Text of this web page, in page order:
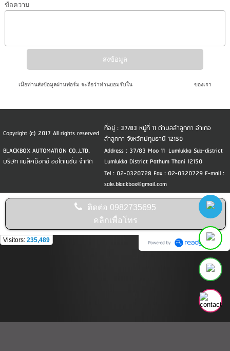
ข้อความ
เมื่อท่านส่งข้อมูลผ่านฟอร์ม จะถือว่าท่านยอมรับในนโยบายความเป็นส่วนตัว ของเรา
Copyright (c) 2017 All rights reserved ที่อยู่ : 37/83 หมู่ที่ 11 ตำบลลำลูกกา อำเภอ
ลำลูกกา จังหวัดปทุมธานี 12150
BLACKBOX AUTOMATION CO.,LTD.
บริษัท แบล็คบ็อกซ์ ออโตเมชั่น จำกัด
Address : 37/83 Moo 11 Lumlukka Sub-district
Lumlukka District Pathum Thani 12150
Tel : 02-0320728 Fax : 02-0320729 E-mail :
sale.blackbox@gmail.com
ติดต่อ 0982735695
คลิกเพื่อโทร
Visitors: 235,489